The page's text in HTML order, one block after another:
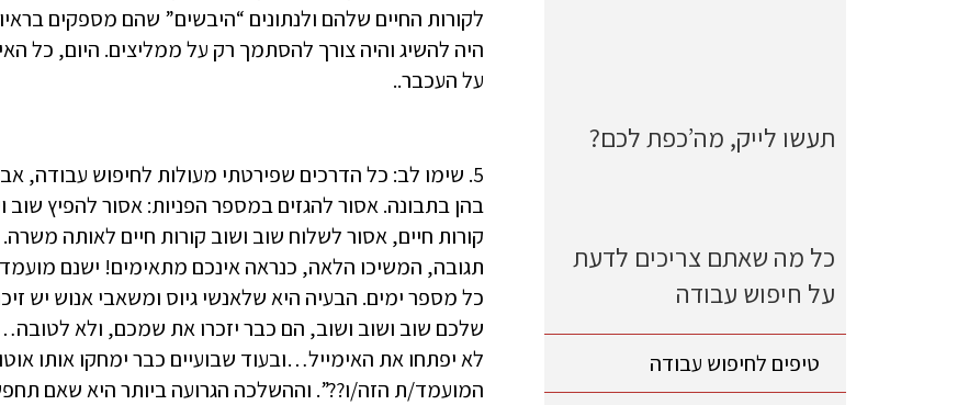
לקורות החיים שלהם ולנתונים “היבשים” שהם מספקים
היה להשיג והיה צורך להסתמך רק על ממליצים. היום, כל
על העכבר..
5. שימו לב: כל הדרכים שפירטתי מעולות לחיפוש עבודה,
בהן בתבונה. אסור להגזים במספר הפניות: אסור להפיץ
קורות חיים, אסור לשלוח שוב ושוב קורות חיים לאותה
תגובה, המשיכו הלאה, כנראה אינכם מתאימים! ישנם
כל מספר ימים. הבעיה היא שלאנשי גיוס ומשאבי אנוש יש
שלכם שוב ושוב ושוב, הם כבר יזכרו את שמכם, ולא
לא יפתחו את האימייל…ובעוד שבועיים כבר ימחקו אותו
המועמד/ת הזה/ו??”. וההשלכה הגרועה ביותר היא שאם
תעשו לייק, מה’כפת לכם?
כל מה שאתם צריכים לדעת
על חיפוש עבודה
טיפים לחיפוש עבודה